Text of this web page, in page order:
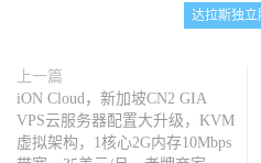
达拉斯独立
上一篇
iON Cloud，新加坡CN2 GIA
VPS云服务器配置大升级，KVM
虚拟架构，1核心2G内存10Mbps